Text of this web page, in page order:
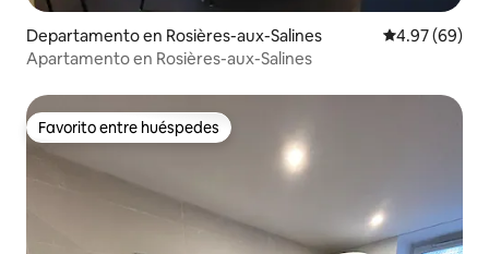
Departamento en Rosières-aux-Salines Calificación
4.97 (69)
Apartamento en Rosières-aux-Salines
Favorito entre huéspedes
Favorito entre huéspedes